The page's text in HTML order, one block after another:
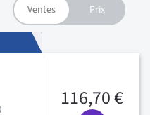
116,70 €